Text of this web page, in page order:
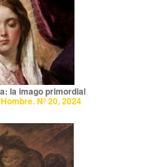
la imago primordial
Nº 20, 2024